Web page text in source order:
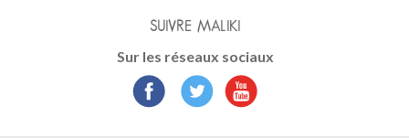
SUIVRE MALIKI
Sur les réseaux sociaux